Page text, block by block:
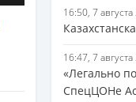
16:50, 7
16:47, 7
«Легально
СпецЦОНе